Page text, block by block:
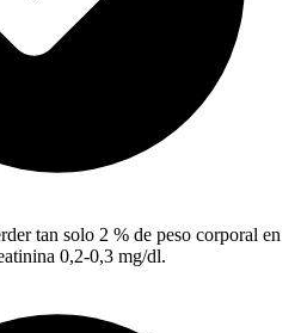
tan solo 2 % de peso corporal en
0,2-0,3 mg/dl.